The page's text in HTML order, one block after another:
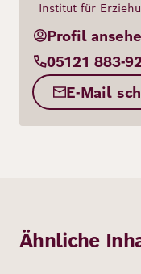
Institut für
Profil
05121 883-
E-Mail
Ähnliche